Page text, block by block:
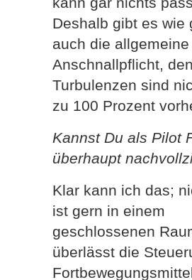
Deshalb gibt es wie
auch die allgemeine
Anschnallpflicht,
Turbulenzen sind
zu 100 Prozent
Kannst Du als Pilot
überhaupt
Klar kann ich das;
ist gern in einem
geschlossenen
überlässt die